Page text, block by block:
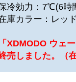
冷効力：7℃(6時
庫カラー：レッ
XDMODO ウェ
売しました。（